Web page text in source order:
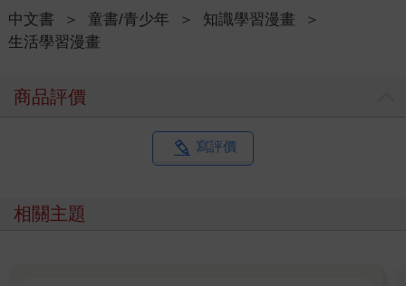
中文書 ＞ 童書/青少年 ＞ 知識學習漫畫
＞
生活學習漫畫
商品評價
寫評價
相關主題